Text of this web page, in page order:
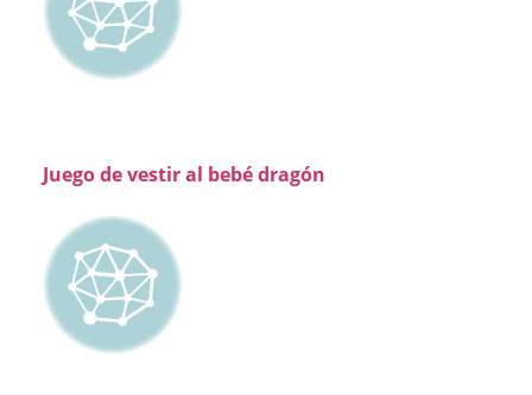
Juego de vestir al bebé dragón